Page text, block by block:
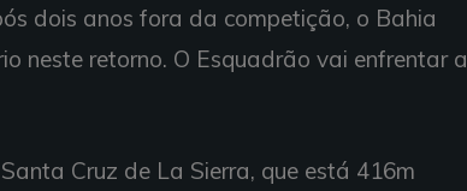
dois anos fora da competição, o Bahia
neste retorno. O Esquadrão vai enfrentar a
Cruz de La Sierra, que está 416m